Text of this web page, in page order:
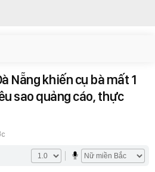
Nẵng khiến cụ bà mất 1
sao quảng cáo, thực